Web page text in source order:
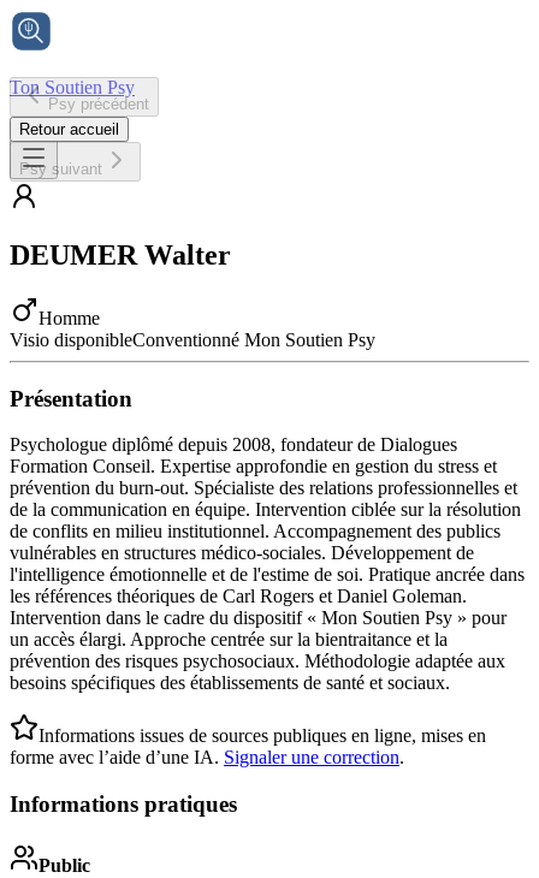
Ton Soutien Psy
Accueil
Psy précédent
Retour accueil
Psy suivant
DEUMER Walter
Homme
Visio disponibleConventionné Mon Soutien Psy
Présentation
Psychologue diplômé depuis 2008, fondateur de Dialogues
Formation Conseil. Expertise approfondie en gestion du stress et
prévention du burn-out. Spécialiste des relations professionnelles et
de la communication en équipe. Intervention ciblée sur la résolution
de conflits en milieu institutionnel. Accompagnement des publics
vulnérables en structures médico-sociales. Développement de
l'intelligence émotionnelle et de l'estime de soi. Pratique ancrée dans
les références théoriques de Carl Rogers et Daniel Goleman.
Intervention dans le cadre du dispositif « Mon Soutien Psy » pour
un accès élargi. Approche centrée sur la bientraitance et la
prévention des risques psychosociaux. Méthodologie adaptée aux
besoins spécifiques des établissements de santé et sociaux.
Informations issues de sources publiques en ligne, mises en
forme avec l’aide d’une IA. Signaler une correction.
Informations pratiques
Public